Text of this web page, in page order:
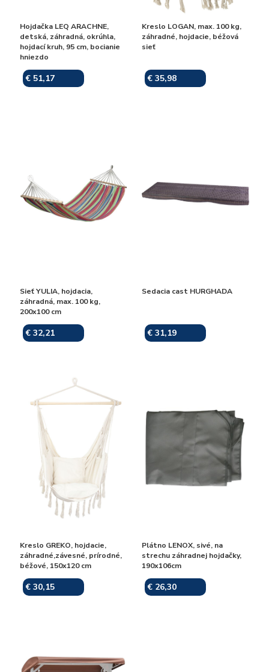
Hojdačka LEQ ARACHNE,
detská, záhradná, okrúhla,
hojdací kruh, 95 cm, bocianie
hniezdo
€ 51,17
Kreslo LOGAN, max. 100 kg,
záhradné, hojdacie, béžová
sieť
€ 35,98
Sieť YULIA, hojdacia,
záhradná, max. 100 kg,
200x100 cm
€ 32,21
Sedacia cast HURGHADA
€ 31,19
Kreslo GREKO, hojdacie,
záhradné,závesné, prírodné,
béžové, 150x120 cm
€ 30,15
Plátno LENOX, sivé, na
strechu záhradnej hojdačky,
190x106cm
€ 26,30